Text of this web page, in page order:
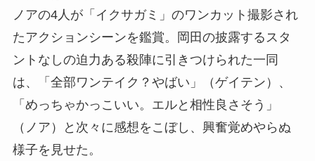
ノアの4人が「イクサガミ」のワンカット撮影され
たアクションシーンを鑑賞。岡田の披露するスタ
ントなしの迫力ある殺陣に引きつけられた一同
は、「全部ワンテイク？やばい」（ゲイテン）、
「めっちゃかっこいい。エルと相性良さそう」
（ノア）と次々に感想をこぼし、興奮覚めやらぬ
様子を見せた。